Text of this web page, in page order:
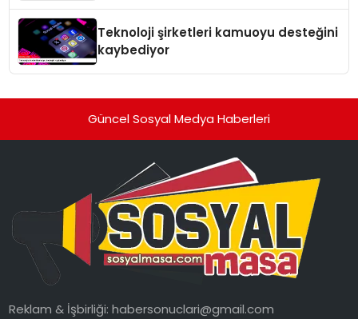
Teknoloji şirketleri kamuoyu desteğini
kaybediyor
Güncel Sosyal Medya Haberleri
Reklam & İşbirliği:habersonuclari@gmail.com